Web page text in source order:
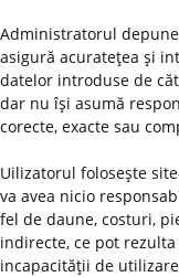
Administratorul
asigură acurateţea şi
datelor introduse de
dar nu îşi asumă
corecte, exacte sau
Uilizatorul foloseşte
va avea nicio
fel de daune, costuri,
indirecte, ce pot
incapacităţii de